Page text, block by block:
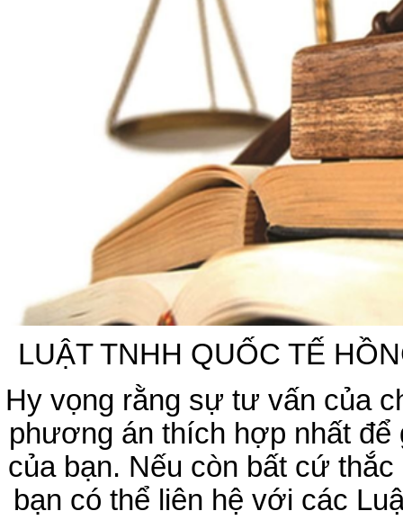
LUẬT TNHH QUỐC TẾ
Hy vọng rằng sự tư vấn của
phương án thích hợp nhất
của bạn. Nếu còn bất cứ
bạn có thể liên hệ với các